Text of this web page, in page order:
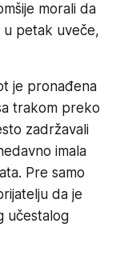
morali da
u petak uveče,
je pronađena
trakom preko
zadržavali
imala
Pre samo
da je
učestalog